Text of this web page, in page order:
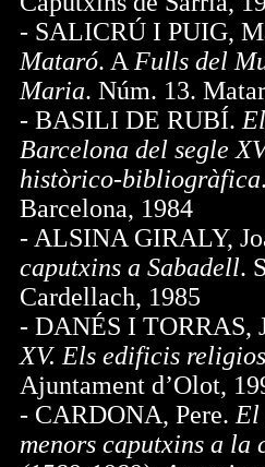
- SALICRÚ I PUIG,
Mataró. A Fulls del
Maria. Núm. 13.
- BASILI DE RUBÍ.
Barcelona del segle
històrico-bibliogràfica
Barcelona, 1984
- ALSINA GIRALY,
caputxins a Sabadell.
Cardellach, 1985
- DANÉS I TORRAS,
XV. Els edificis
Ajuntament d’Olot,
- CARDONA, Pere. El
menors caputxins a la